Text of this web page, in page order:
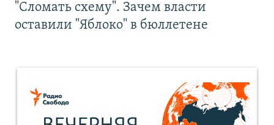
"Сломать схему". Зачем власти
оставили "Яблоко" в бюллетене